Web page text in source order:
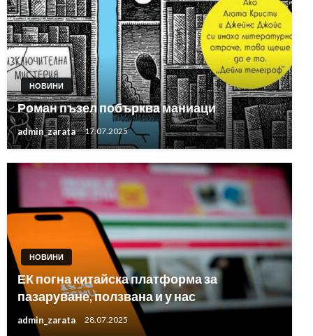
НОВИНИ
Роман пъзел побърква маниаци
admin_zarata 17.07.2025
НОВИНИ
ЕК погна китайска платформа за
пазаруване, ползвана и у нас
admin_zarata 28.07.2025